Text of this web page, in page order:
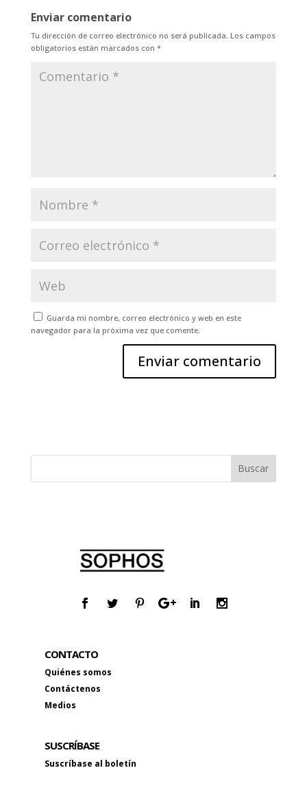
Enviar comentario
Tu dirección de correo electrónico no será publicada. Los campos
obligatorios están marcados con *
Guarda mi nombre, correo electrónico y web en este
navegador para la próxima vez que comente.
CONTACTO
Quiénes somos
Contáctenos
Medios
SUSCRÍBASE
Suscríbase al boletín